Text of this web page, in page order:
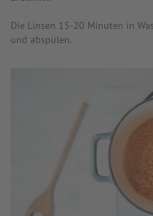
Die Linsen 15-20 Minuten in
und abspülen.